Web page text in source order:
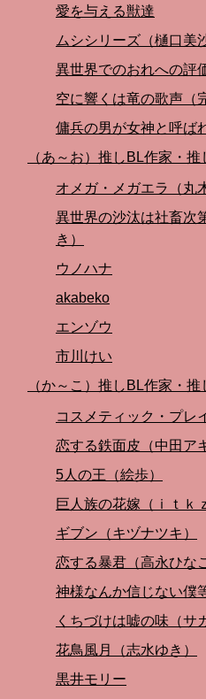
愛を与える獣達
ムシシリーズ（樋口美
異世界でのおれへの評
空に響くは竜の歌声（
傭兵の男が女神と呼ば
（あ～お）推しBL作家・
オメガ・メガエラ（丸
異世界の沙汰は社畜次
き）
ウノハナ
akabeko
エンゾウ
市川けい
（か～こ）推しBL作家・
コスメティック・プレ
恋する鉄面皮（中田ア
5人の王（絵歩）
巨人族の花嫁（ｉｔｋ
ギブン（キヅナツキ）
恋する暴君（高永ひな
神様なんか信じない僕
くちづけは嘘の味（サ
花鳥風月（志水ゆき）
黒井モリー